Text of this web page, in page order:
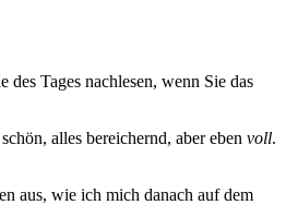
Tages nachlesen, wenn Sie das
alles bereichernd, aber eben voll.
aus, wie ich mich danach auf dem